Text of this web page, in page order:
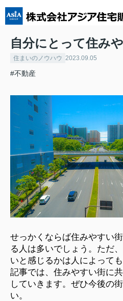
自分にとって住み
住まいのノウハウ 2023.09.05
#不動産
せっかくならば住みやすい
る人は多いでしょう。ただ
いと感じるかは人によって
記事では、住みやすい街に
していきます。ぜひ今後の
い。